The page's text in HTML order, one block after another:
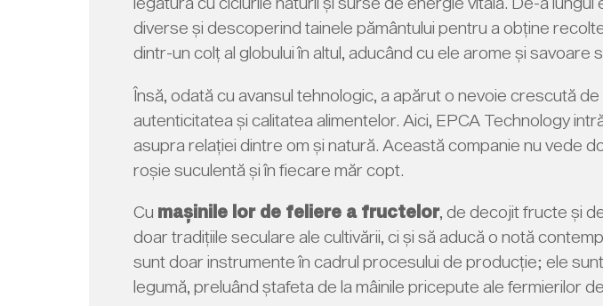
diverse și descoperind tainele pământului pentru a obține
dintr-un colț al globului în altul, aducând cu ele arome și savoare
Însă, odată cu avansul tehnologic, a apărut o nevoie crescută
autenticitatea și calitatea alimentelor. Aici, EPCA Technology
asupra relației dintre om și natură. Această companie nu vede
roșie suculentă și în fiecare măr copt.
Cu mașinile lor de feliere a fructelor, de decojit fructe și
doar tradițiile seculare ale cultivării, ci și să aducă o notă
sunt doar instrumente în cadrul procesului de producție; ele
legumă, preluând ștafeta de la mâinile pricepute ale fermierilor